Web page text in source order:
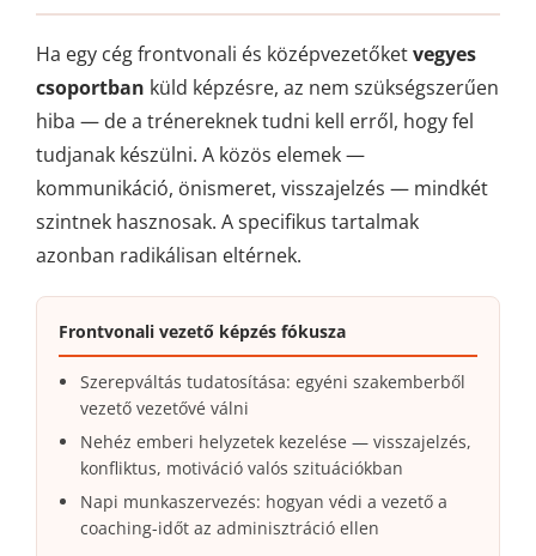
Ha egy cég frontvonali és középvezetőketvegyes
csoportban küld képzésre, az nem szükségszerűen
hiba — de a trénereknek tudni kell erről, hogy fel
tudjanak készülni. A közös elemek —
kommunikáció, önismeret, visszajelzés — mindkét
szintnek hasznosak. A specifikus tartalmak
azonban radikálisan eltérnek.
Frontvonali vezető képzés fókusza
Szerepváltás tudatosítása: egyéni szakemberből
vezető vezetővé válni
Nehéz emberi helyzetek kezelése — visszajelzés,
konfliktus, motiváció valós szituációkban
Napi munkaszervezés: hogyan védi a vezető a
coaching-időt az adminisztráció ellen